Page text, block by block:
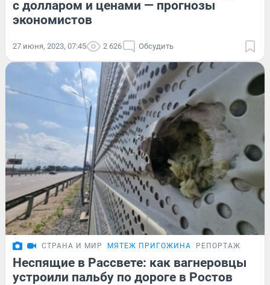
с долларом и ценами — прогнозы
экономистов
27 июня, 2023, 07:45 2 626 Обсудить
СТРАНА И МИР МЯТЕЖ ПРИГОЖИНА РЕПОРТАЖ
Неспящие в Рассвете: как вагнеровцы
устроили пальбу по дороге в Ростов